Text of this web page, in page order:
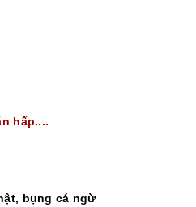
hấp....
bụng cá ngừ